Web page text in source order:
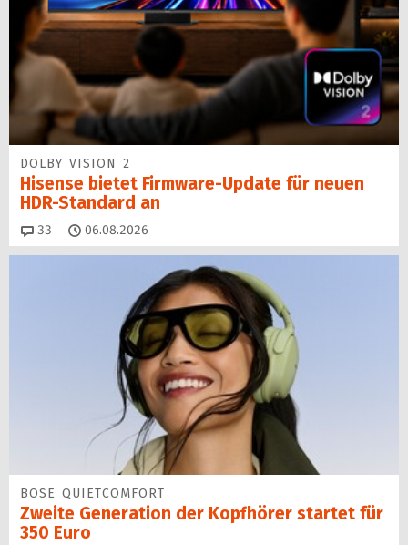
DOLBY VISION 2
Hisense bietet Firmware-Update für neuen
HDR-Standard an
33 Kommentare
06.08.2026
BOSE QUIETCOMFORT
Zweite Generation der Kopfhörer startet für
350 Euro